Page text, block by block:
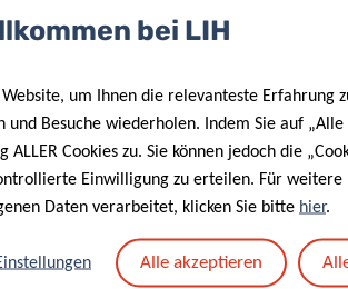
der
zu verbessern.
Luxemburg
viel wichtiger
bei LIH
um Ihnen die relevanteste Erfahrung
Besuche wiederholen. Indem Sie auf „Alle
Cookies zu. Sie können jedoch die
Einwilligung zu erteilen. Für
Daten verarbeitet, klicken Sie bitte hier.
Alle akzeptieren